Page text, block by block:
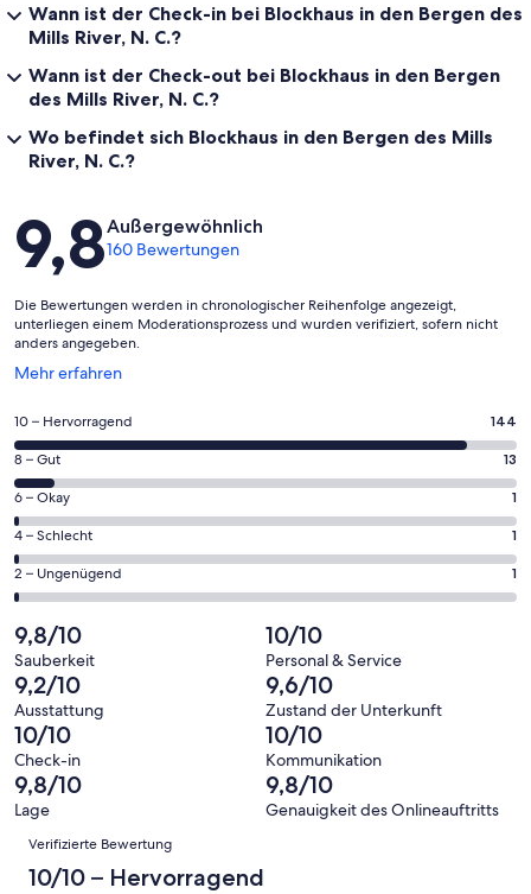
Wann ist der Check-in bei Blockhaus in den Bergen des
Mills River, N. C.?
Wann ist der Check-out bei Blockhaus in den Bergen
des Mills River, N. C.?
Wo befindet sich Blockhaus in den Bergen des Mills
River, N. C.?
Bewertungen
9,8Außergewöhnlich
160 Bewertungen
Die Bewertungen werden in chronologischer Reihenfolge angezeigt,
unterliegen einem Moderationsprozess und wurden verifiziert, sofern nicht
anders angegeben.
Mehr erfahren
Wird
einem
neuen
Fenster
geöffnet
144
von
insgesamt
160
Gästebewertungen
haben
eine
Bewertung
von
10
-
Hervorragend
10 – Hervorragend 144
13
von
insgesamt
160
Gästebewertungen
haben
Bewertung
von
8
-
Gut
8 – Gut 13
1
von
insgesamt
160
Gästebewertungen
haben
eine
Bewertung
von
6
-
Okay
6 – Okay 1
1
von
insgesamt
Gästebewertungen
haben
eine
Bewertung
von
4
-
Schlecht
4 – Schlecht 1
1
von
insgesamt
160
Gästebewertungen
haben
eine
Bewertung
von
2
Ungenügend
2 – Ungenügend 1
9,8/10
Sauberkeit
10/10
Personal & Service
9,2/10
Ausstattung
9,6/10
Zustand der Unterkunft
10/10
Check-in
10/10
Kommunikation
9,8/10
Lage
9,8/10
Genauigkeit des Onlineauftritts
Bewertungen
Verifizierte Bewertung
10/10 – Hervorragend